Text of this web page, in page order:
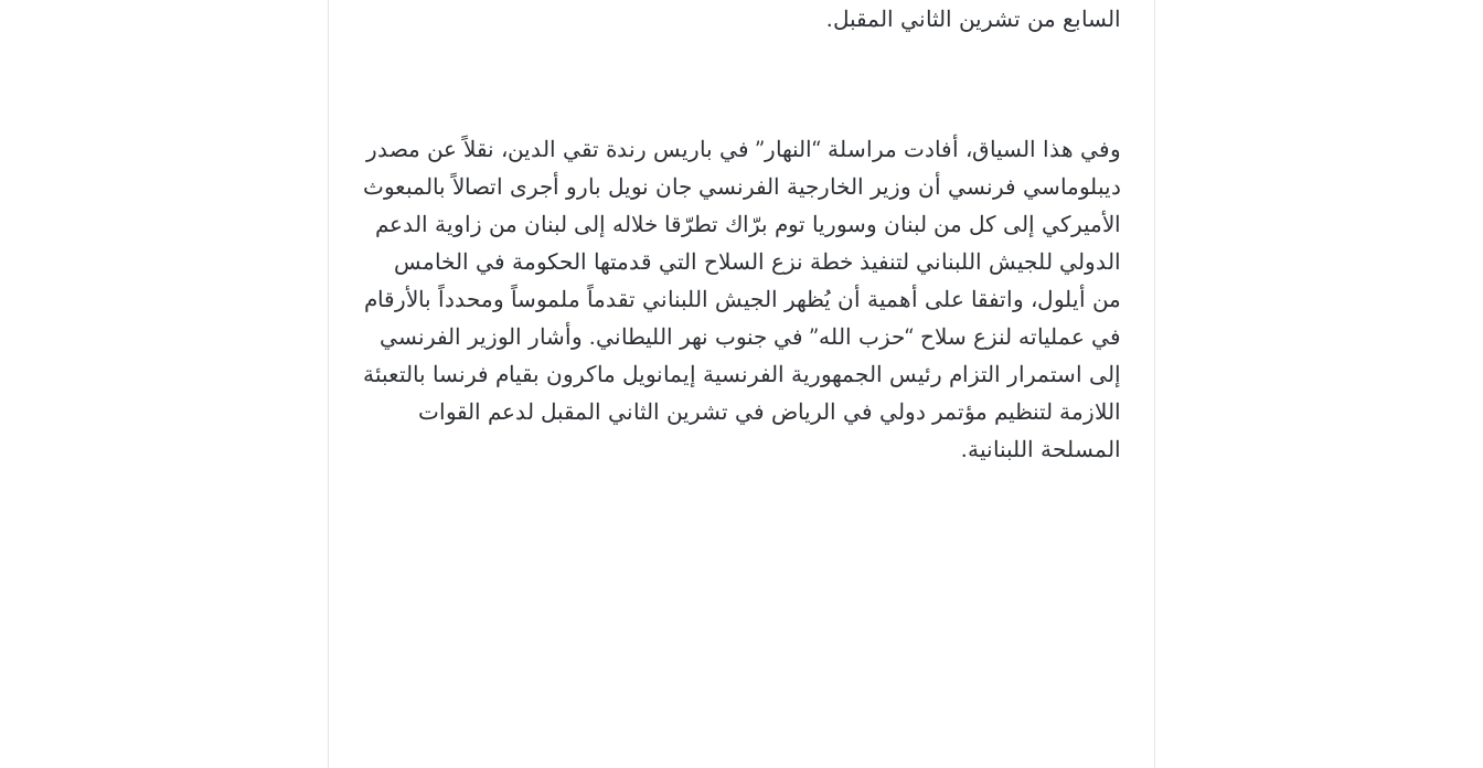
السابع من تشرين الثاني المقبل.
وفي هذا السياق، أفادت مراسلة “النهار” في باريس رندة تقي الدين، نقلاً عن مصدر
ديبلوماسي فرنسي أن وزير الخارجية الفرنسي جان نويل بارو أجرى اتصالاً بالمبعوث
الأميركي إلى كل من لبنان وسوريا توم برّاك تطرّقا خلاله إلى لبنان من زاوية الدعم
الدولي للجيش اللبناني لتنفيذ خطة نزع السلاح التي قدمتها الحكومة في الخامس
من أيلول، واتفقا على أهمية أن يُظهر الجيش اللبناني تقدماً ملموساً ومحدداً بالأرقام
في عملياته لنزع سلاح “حزب الله” في جنوب نهر الليطاني. وأشار الوزير الفرنسي
إلى استمرار التزام رئيس الجمهورية الفرنسية إيمانويل ماكرون بقيام فرنسا بالتعبئة
اللازمة لتنظيم مؤتمر دولي في الرياض في تشرين الثاني المقبل لدعم القوات
المسلحة اللبنانية.